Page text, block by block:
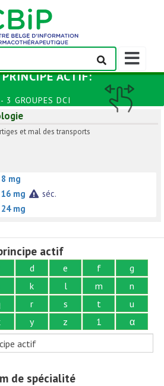
Afficher/
la
de
navigation
PRINCIPE ACTIF:
3 GROUPES DCI
et mal des transports
8 mg
16 mg
séc.
24 mg
actif
d e f
g
k l m
n
r s t
u
y z 1
α
actif
de spécialité